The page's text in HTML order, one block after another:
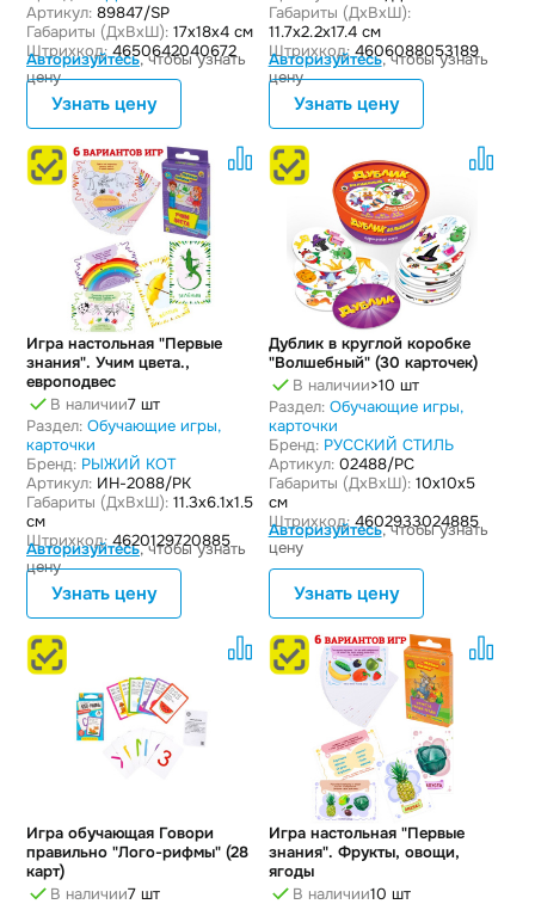
Артикул: 89847/SP
Габариты (ДxВxШ): 17x18x4 см
Штрихкод: 4650642040672
Авторизуйтесь, чтобы узнать
цену
Узнать цену
Габариты (ДxВxШ):
11.7x2.2x17.4 см
Штрихкод:4606088053189
Авторизуйтесь, чтобы узнать
цену
Узнать цену
Игра настольная "Первые
знания". Учим цвета.,
европодвес
В наличии7 шт
Раздел: Обучающие игры,
карточки
Бренд: РЫЖИЙ КОТ
Артикул: ИН-2088/РК
Габариты (ДxВxШ): 11.3x6.1x1.5
см
Штрихкод: 4620129720885
Авторизуйтесь, чтобы узнать
цену
Узнать цену
Дублик в круглой коробке
"Волшебный" (30 карточек)
В наличии>10 шт
Раздел: Обучающие игры,
карточки
Бренд: РУССКИЙ СТИЛЬ
Артикул:02488/РС
Габариты (ДxВxШ):10x10x5
см
Штрихкод:4602933024885
Авторизуйтесь, чтобы узнать
цену
Узнать цену
Игра обучающая Говори
правильно "Лого-рифмы" (28
карт)
В наличии7 шт
Игра настольная "Первые
знания". Фрукты, овощи,
ягоды
В наличии10 шт